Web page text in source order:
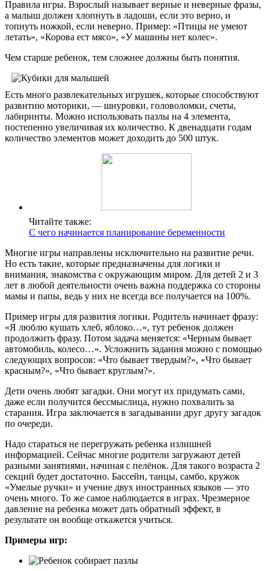
Правила игры. Взрослый называет верные и неверные фразы,
а малыш должен хлопнуть в ладоши, если это верно, и
топнуть ножкой, если неверно. Пример: «Птицы не умеют
летать», «Корова ест мясо», «У машины нет колес».
Чем старше ребенок, тем сложнее должны быть понятия.
Есть много развлекательных игрушек, которые способствуют
развитию моторики, — шнуровки, головоломки, счеты,
лабиринты. Можно использовать пазлы на 4 элемента,
постепенно увеличивая их количество. К двенадцати годам
количество элементов может доходить до 500 штук.
Читайте также:
С чего начинается планирование беременности
Многие игры направлены исключительно на развитие речи.
Но есть такие, которые предназначены для логики и
внимания, знакомства с окружающим миром. Для детей 2 и 3
лет в любой деятельности очень важна поддержка со стороны
мамы и папы, ведь у них не всегда все получается на 100%.
Пример игры для развития логики. Родитель начинает фразу:
«Я люблю кушать хлеб, яблоко…», тут ребенок должен
продолжить фразу. Потом задача меняется: «Черным бывает
автомобиль, колесо…». Усложнить задания можно с помощью
следующих вопросов: «Что бывает твердым?», «Что бывает
красным?», «Что бывает круглым?».
Дети очень любят загадки. Они могут их придумать сами,
даже если получится бессмыслица, нужно похвалить за
старания. Игра заключается в загадывании друг другу загадок
по очереди.
Надо стараться не перегружать ребенка излишней
информацией. Сейчас многие родители загружают детей
разными занятиями, начиная с пелёнок. Для такого возраста 2
секций будет достаточно. Бассейн, танцы, самбо, кружок
«Умелые ручки» и учение двух иностранных языков — это
очень много. То же самое наблюдается в играх. Чрезмерное
давление на ребенка может дать обратный эффект, в
результате он вообще откажется учиться.
Примеры игр: